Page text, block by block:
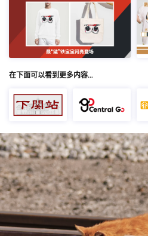
在下面可以看到更多内容…